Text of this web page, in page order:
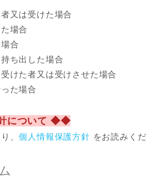
又は受けた場合
場合
合
ち出した場合
けた者又は受けさせた場合
た場合
について ◆◆
、個人情報保護方針 をお読みくだ